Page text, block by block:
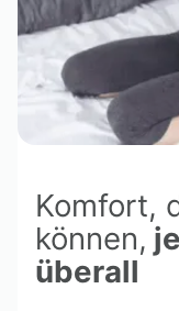
Komfort,
können,
überall